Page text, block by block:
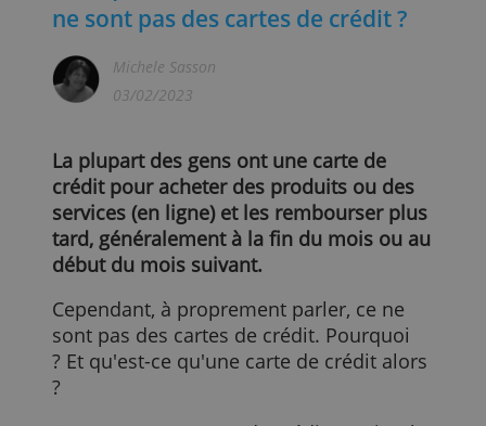
Pourquoi certaines cartes de
ne sont pas des cartes de crédit ?
03/02/2023
La plupart des gens ont une carte de
crédit pour acheter des produits ou des
services (en ligne) et les rembourser plus
tard, généralement à la fin du mois ou
début du mois suivant.